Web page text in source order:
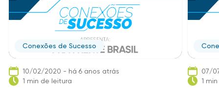
Conexões de Sucesso
10/02/2020 - há 6 anos atrás
1 min de leitura
07/
1